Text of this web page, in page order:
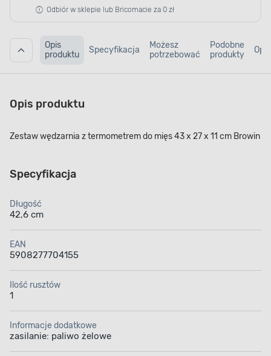
Odbiór w sklepie lub Bricomacie za 0 zł
Opis
produktu
Specyfikacja
Możesz
potrzebować
Podobne
produkty
Opis produktu
Zestaw wędzarnia z termometrem do mięs 43 x 27 x 11 cm Browin
Specyfikacja
Długość
42,6 cm
EAN
5908277704155
Ilość rusztów
1
Informacje dodatkowe
zasilanie: paliwo żelowe